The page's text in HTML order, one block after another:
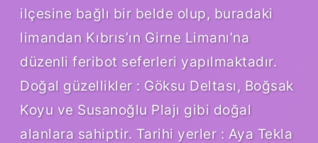
ilçesine bağlı bir belde olup, buradaki
limandan Kıbrıs’ın Girne Limanı’na
düzenli feribot seferleri yapılmaktadır.
Doğal güzellikler : Göksu Deltası, Boğsak
Koyu ve Susanoğlu Plajı gibi doğal
alanlara sahiptir. Tarihi yerler : Aya Tekla